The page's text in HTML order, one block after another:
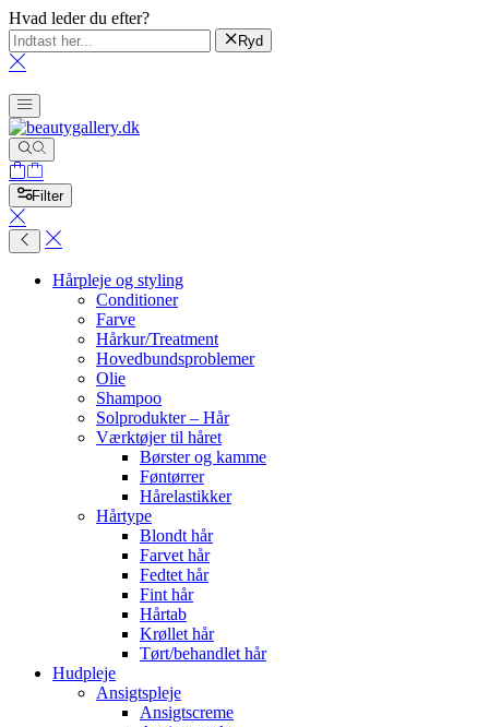
Hvad leder du efter?
Ryd
Filter
Hårpleje og styling
Conditioner
Farve
Hårkur/Treatment
Hovedbundsproblemer
Olie
Shampoo
Solprodukter – Hår
Værktøjer til håret
Børster og kamme
Føntørrer
Hårelastikker
Hårtype
Blondt hår
Farvet hår
Fedtet hår
Fint hår
Hårtab
Krøllet hår
Tørt/behandlet hår
Hudpleje
Ansigtspleje
Ansigtscreme